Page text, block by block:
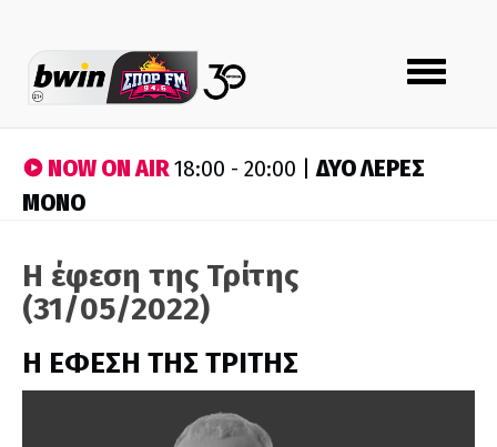
Toggle
navigation
NOW ON AIR18:00 - 20:00 |ΔΥΟ ΛΕΡΕΣ
ΜΟΝΟ
Η έφεση της Τρίτης
(31/05/2022)
Η ΕΦΕΣΗ ΤΗΣ ΤΡΙΤΗΣ